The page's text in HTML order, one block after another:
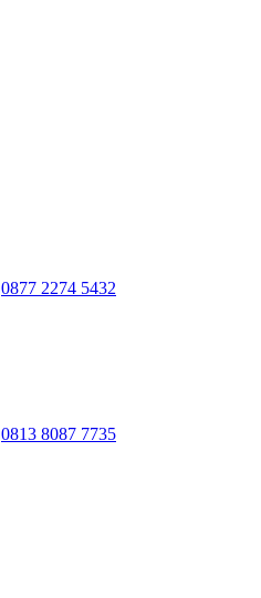
0877 2274 5432
0813 8087 7735